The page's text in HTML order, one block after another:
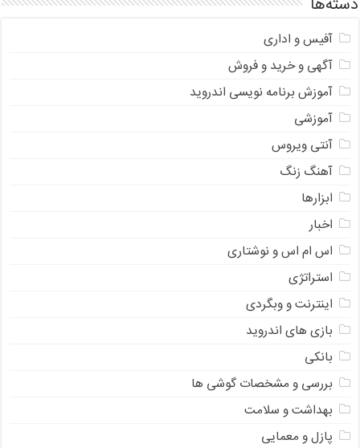
آفیس و اداری
آگهی و خرید و فروش
آموزش برنامه نویسی اندروید
آموزشی
آنتی ویروس
آهنگ زنگ
ابزارها
اخبار
اس ام اس و نوشتاری
استراتژی
اینترنت و وبگردی
بازی های اندروید
بانکی
بررسی و مشخصات گوشی ها
بهداشت و سلامت
پازل و معمایی